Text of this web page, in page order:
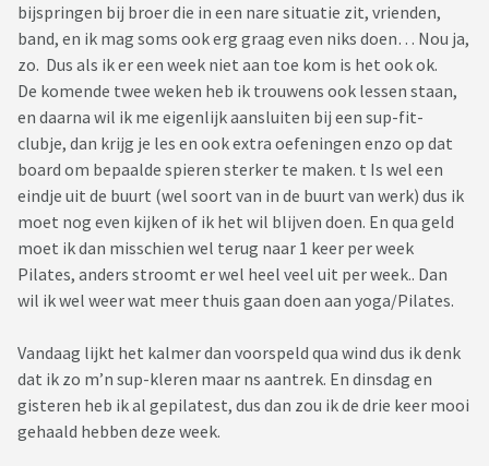
bijspringen bij broer die in een nare situatie zit, vrienden,
band, en ik mag soms ook erg graag even niks doen… Nou ja,
zo. Dus als ik er een week niet aan toe kom is het ook ok.
De komende twee weken heb ik trouwens ook lessen staan,
en daarna wil ik me eigenlijk aansluiten bij een sup-fit-
clubje, dan krijg je les en ook extra oefeningen enzo op dat
board om bepaalde spieren sterker te maken. t Is wel een
eindje uit de buurt (wel soort van in de buurt van werk) dus ik
moet nog even kijken of ik het wil blijven doen. En qua geld
moet ik dan misschien wel terug naar 1 keer per week
Pilates, anders stroomt er wel heel veel uit per week.. Dan
wil ik wel weer wat meer thuis gaan doen aan yoga/Pilates.
Vandaag lijkt het kalmer dan voorspeld qua wind dus ik denk
dat ik zo m’n sup-kleren maar ns aantrek. En dinsdag en
gisteren heb ik al gepilatest, dus dan zou ik de drie keer mooi
gehaald hebben deze week.